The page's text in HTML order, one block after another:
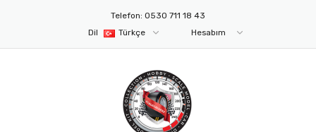
Telefon: 0530 711 18 43
Dil
Türkçe Hesabım